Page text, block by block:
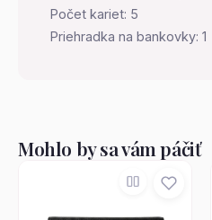
Počet kariet: 5
Priehradka na bankovky: 1
Mohlo by sa vám páčiť